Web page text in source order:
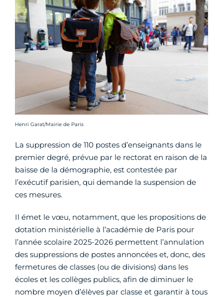
Crédit photo :
Henri Garat/Mairie de Paris
La suppression de 110 postes d’enseignants dans le
premier degré, prévue par le rectorat en raison de la
baisse de la démographie, est contestée par
l’exécutif parisien, qui demande la suspension de
ces mesures.
Il émet le vœu, notamment, que les propositions de
dotation ministérielle à l’académie de Paris pour
l’année scolaire 2025-2026 permettent l’annulation
des suppressions de postes annoncées et, donc, des
fermetures de classes (ou de divisions) dans les
écoles et les collèges publics, afin de diminuer le
nombre moyen d’élèves par classe et garantir à tous